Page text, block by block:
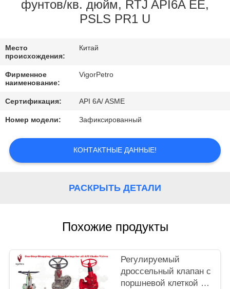
КОНТРОЛЬ
КОНТАКТНЫЕ
ДАННЫЕ
ОТПРАВИТЬ
ЗАПРОС
КАРТА
САЙТА
фунтов/кв. дюйм, RTJ API6A EE,
PSLS PR1 U
Место
происхождения:
Китай
Фирменное
наименование:
VigorPetro
Сертификация: API 6A/ ASME
Номер модели: Зафиксированный
КОНТАКТНЫЕ ДАННЫЕ!
РАСКРЫТЬ ДЕТАЛИ
Похожие продукты
Регулируемый
дроссельный клапан с
поршневой клеткой и